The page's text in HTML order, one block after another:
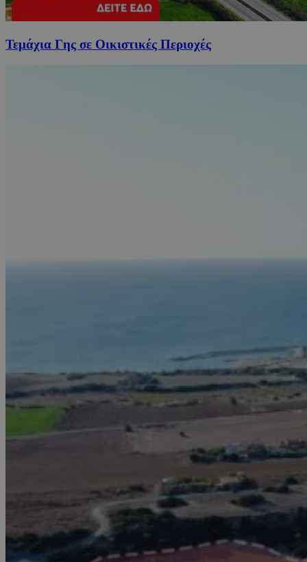
Τεμάχια Γης σε Οικιστικές Περιοχές